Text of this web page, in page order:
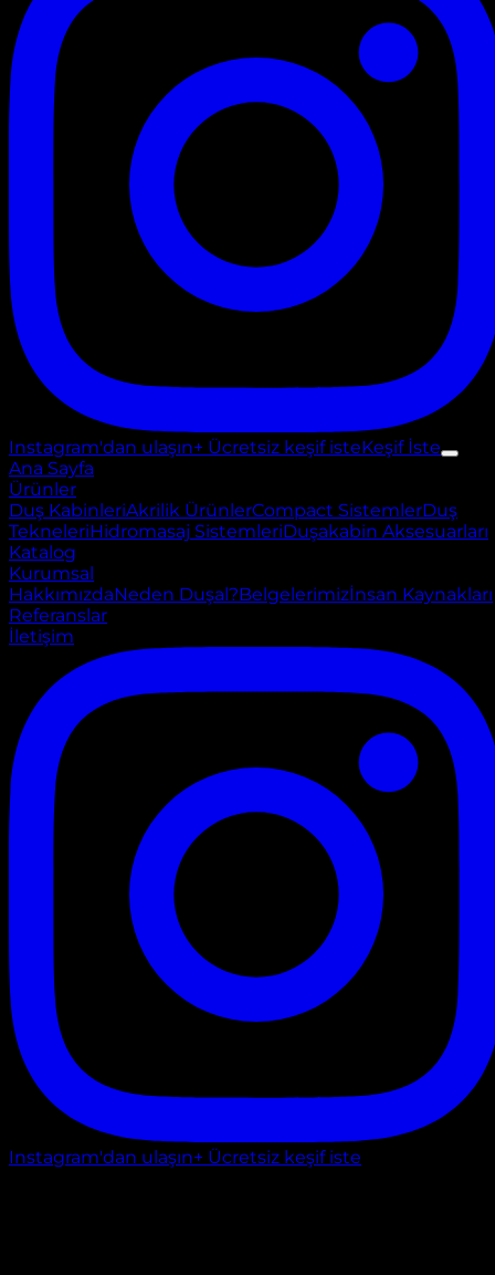
Instagram'dan ulaşın+ Ücretsiz keşif isteKeşif İste
Ana Sayfa
Ürünler
Duş KabinleriAkrilik ÜrünlerCompact SistemlerDuş
TekneleriHidromasaj SistemleriDuşakabin Aksesuarları
Katalog
Kurumsal
HakkımızdaNeden Duşal?Belgelerimizİnsan Kaynakları
Referanslar
İletişim
Instagram'dan ulaşın+ Ücretsiz keşif iste